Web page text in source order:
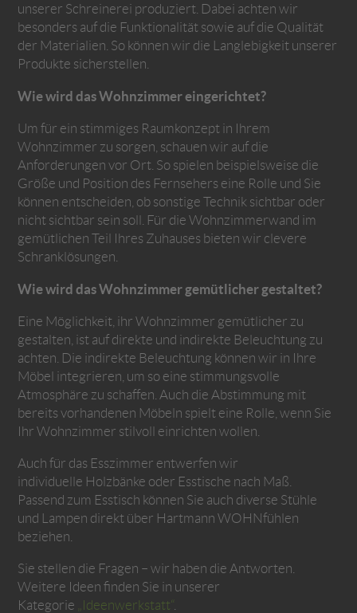
unserer Schreinerei produziert. Dabei achten wir
besonders auf die Funktionalität sowie auf die Qualität
der Materialien. So können wir die Langlebigkeit unserer
Produkte sicherstellen.
Wie wird das Wohnzimmer eingerichtet?
Um für ein stimmiges Raumkonzept in Ihrem
Wohnzimmer zu sorgen, schauen wir auf die
Anforderungen vor Ort. So spielen beispielsweise die
Größe und Position des Fernsehers eine Rolle und Sie
können entscheiden, ob sonstige Technik sichtbar oder
nicht sichtbar sein soll. Für die Wohnzimmerwand im
gemütlichen Teil Ihres Zuhauses bieten wir clevere
Schranklösungen.
Wie wird das Wohnzimmer gemütlicher gestaltet?
Eine Möglichkeit, ihr Wohnzimmer gemütlicher zu
gestalten, ist auf direkte und indirekte Beleuchtung zu
achten. Die indirekte Beleuchtung können wir in Ihre
Möbel integrieren, um so eine stimmungsvolle
Atmosphäre zu schaffen. Auch die Abstimmung mit
bereits vorhandenen Möbeln spielt eine Rolle, wenn Sie
Ihr Wohnzimmer stilvoll einrichten wollen.
Auch für das Esszimmer entwerfen wir
individuelle Holzbänke oder Esstische nach Maß.
Passend zum Esstisch können Sie auch diverse Stühle
und Lampen direkt über Hartmann WOHNfühlen
beziehen.
Sie stellen die Fragen – wir haben die Antworten.
Weitere Ideen finden Sie in unserer
Kategorie
„Ideenwerkstatt“